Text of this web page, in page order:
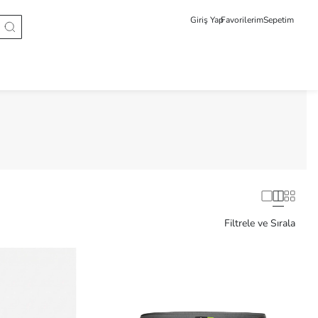
Giriş YapFavorilerimSepetim
Filtrele ve Sırala